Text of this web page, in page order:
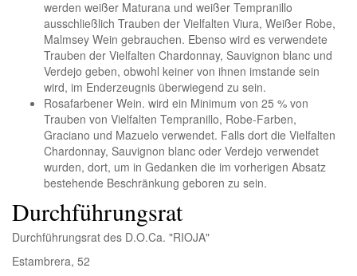
werden weißer Maturana und weißer Tempranillo
ausschließlich Trauben der Vielfalten Viura, Weißer Robe,
Malmsey Wein gebrauchen. Ebenso wird es verwendete
Trauben der Vielfalten Chardonnay, Sauvignon blanc und
Verdejo geben, obwohl keiner von ihnen imstande sein
wird, im Enderzeugnis überwiegend zu sein.
Rosafarbener Wein. wird ein Minimum von 25 % von
Trauben von Vielfalten Tempranillo, Robe-Farben,
Graciano und Mazuelo verwendet. Falls dort die Vielfalten
Chardonnay, Sauvignon blanc oder Verdejo verwendet
wurden, dort, um in Gedanken die im vorherigen Absatz
bestehende Beschränkung geboren zu sein.
Durchführungsrat
Durchführungsrat des D.O.Ca. "RIOJA"
Estambrera, 52